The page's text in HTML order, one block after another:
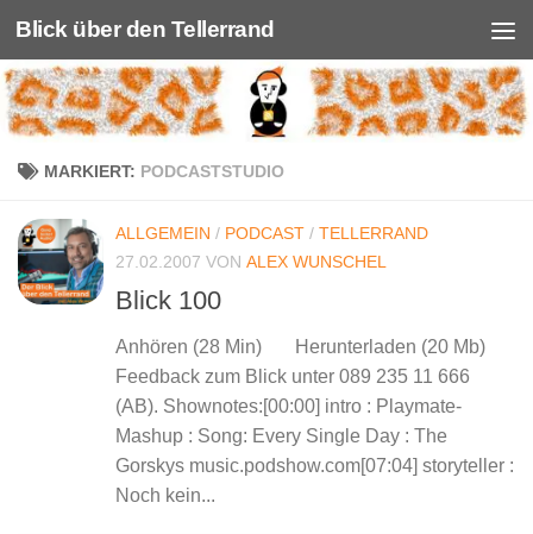
Unter dem Inhalt
Blick über den Tellerrand
MARKIERT: PODCASTSTUDIO
ALLGEMEIN / PODCAST / TELLERRAND
27.02.2007 VON ALEX WUNSCHEL
Blick 100
Anhören (28 Min) Herunterladen (20 Mb)
Feedback zum Blick unter 089 235 11 666
(AB). Shownotes:[00:00] intro : Playmate-
Mashup : Song: Every Single Day : The
Gorskys music.podshow.com[07:04] storyteller :
Noch kein...